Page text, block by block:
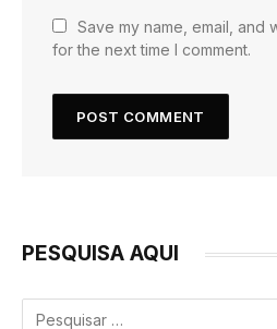
Save my name, email, and
for the next time I comment.
PESQUISA AQUI